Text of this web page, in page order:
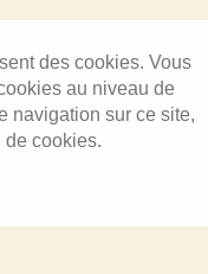
des cookies. Vous
au niveau de
navigation sur ce site,
de cookies.